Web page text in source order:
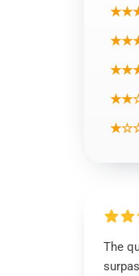
The